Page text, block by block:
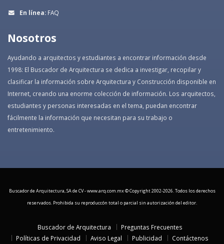
En línea: FAQ
Nosotros
Ayudando a arquitectos y estudiantes a encontrar información desde
1998: El Buscador de Arquitectura se dedica a investigar, recopilar y
clasificar la información sobre Arquitectura y Construcción disponible en
Internet, creando una enorme colección de información. Los arquitectos,
estudiantes y personas interesadas en el tema, puedan encontrar
fácilmente la información que necesitan para su trabajo o
entretenimiento.
Buscador de Arquitectura, SA de CV - www.arq.com.mx © Copyright 2002-2026. Todos los derechos
reservados. Prohibida su reproduccón total o parcial sin autorización del editor.
Buscador de Arquitectura
Preguntas Frecuentes
Políticas de Privacidad
Aviso Legal Publicidad Contáctenos